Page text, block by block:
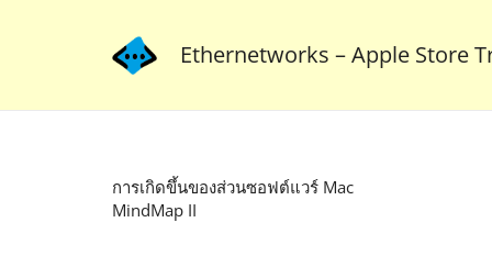
Ethernetworks – Apple Store
การเกิดขึ้นของส่วนซอฟต์แวร์ Mac
MindMap II